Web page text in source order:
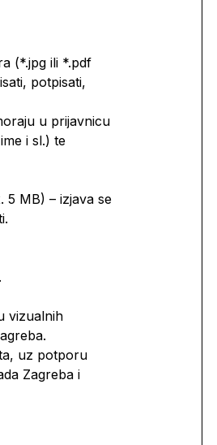
(*.jpg ili *.pdf
potpisati,
u prijavnicu
i sl.) te
5 MB) – izjava se
vizualnih
uz potporu
Zagreba i